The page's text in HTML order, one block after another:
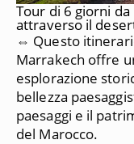
Tour di 6 giorni da
attraverso il
⇔ Questo
Marrakech offre
esplorazione
bellezza
paesaggi e il
del Marocco.